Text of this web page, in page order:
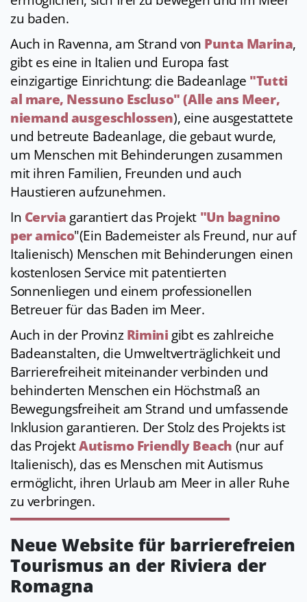
zu baden.
Auch in Ravenna, am Strand von Punta Marina,
gibt es eine in Italien und Europa fast
einzigartige Einrichtung: die Badeanlage "Tutti
al mare, Nessuno Escluso" (Alle ans Meer,
niemand ausgeschlossen), eine ausgestattete
und betreute Badeanlage, die gebaut wurde,
um Menschen mit Behinderungen zusammen
mit ihren Familien, Freunden und auch
Haustieren aufzunehmen.
In Cervia garantiert das Projekt "Un bagnino
per amico"(Ein Bademeister als Freund, nur auf
Italienisch) Menschen mit Behinderungen einen
kostenlosen Service mit patentierten
Sonnenliegen und einem professionellen
Betreuer für das Baden im Meer.
Auch in der ProvinzRimini gibt es zahlreiche
Badeanstalten, die Umweltverträglichkeit und
Barrierefreiheit miteinander verbinden und
behinderten Menschen ein Höchstmaß an
Bewegungsfreiheit am Strand und umfassende
Inklusion garantieren. Der Stolz des Projekts ist
das ProjektAutismo Friendly Beach (nur auf
Italienisch), das es Menschen mit Autismus
ermöglicht, ihren Urlaub am Meer in aller Ruhe
zu verbringen.
Neue Website für barrierefreien
Tourismus an der Riviera der
Romagna